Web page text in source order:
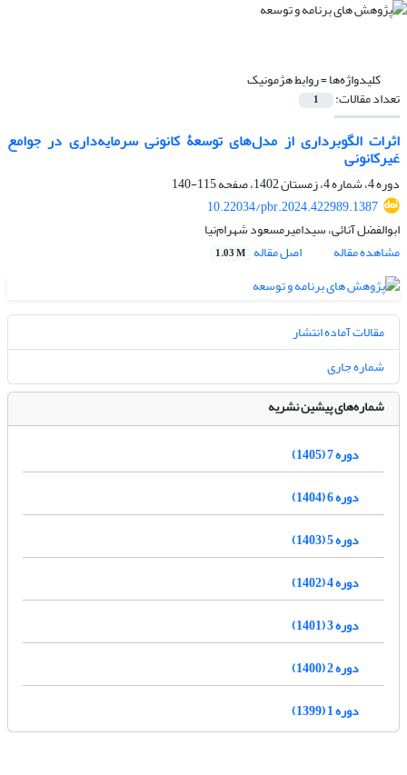
کلیدواژه‌ها =روابط هژمونیک
تعداد مقالات: 1
اثرات الگوبرداری از مدل‌های توسعۀ کانونی سرمایه‌داری در جوامع
غیرکانونی
دوره 4، شماره 4، زمستان 1402، صفحه
115-140
10.22034/pbr.2024.422989.1387
ابوالفضل آنائی، سیدامیرمسعود شهرام‌نیا
مشاهده مقاله
اصل مقاله 1.03 M
مقالات آماده انتشار
شماره جاری
شماره‌های پیشین نشریه
دوره 7 (1405)
دوره 6 (1404)
دوره 5 (1403)
دوره 4 (1402)
دوره 3 (1401)
دوره 2 (1400)
دوره 1 (1399)